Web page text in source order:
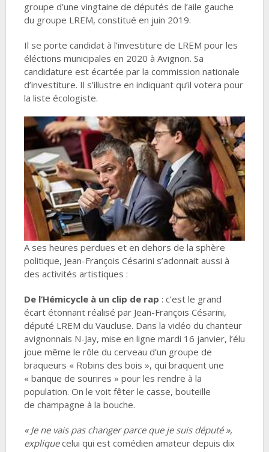
groupe d’une vingtaine de députés de l’aile gauche
du groupe LREM, constitué en juin 2019.
Il se porte candidat à l’investiture de LREM pour les
éléctions municipales en 2020 à Avignon. Sa
candidature est écartée par la commission nationale
d’investiture. Il s’illustre en indiquant qu’il votera pour
la liste écologiste.
A ses heures perdues et en dehors de la sphère
politique, Jean-François Césarini s’adonnait aussi à
des activités artistiques :
De l’Hémicycle à un clip de rap : c’est le grand
écart étonnant réalisé par Jean-François Césarini,
député LREM du Vaucluse. Dans la vidéo du chanteur
avignonnais N-Jay, mise en ligne mardi 16 janvier, l’élu
joue même le rôle du cerveau d’un groupe de
braqueurs « Robins des bois », qui braquent une
« banque de sourires » pour les rendre à la
population. On le voit fêter le casse, bouteille
de champagne à la bouche.
« Je ne vais pas changer parce que je suis député »,
expliquecelui qui est comédien amateur depuis dix